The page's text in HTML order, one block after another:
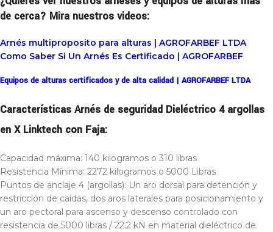
de cerca? Mira nuestros videos:
Arnés multiproposito para alturas | AGROFARBEF LTDA
Como Saber Si Un Arnés Es Certificado | AGROFARBEF
Equipos de alturas certificados y de alta calidad | AGROFARBEF LTDA
Características Arnés de seguridad Dieléctrico 4 argollas
en X Linktech con Faja:
Capacidad máxima: 140 kilogramos o 310 libras
Resistencia Mínima: 2272 kilogramos o 5000 Libras
Puntos de anclaje 4 (argollas): Un aro dorsal para detención y
restricción de caídas, dos aros laterales para posicionamiento y
un aro pectoral para ascenso y descenso controlado con
resistencia de 5000 libras / 22.2 kN en material dieléctrico de